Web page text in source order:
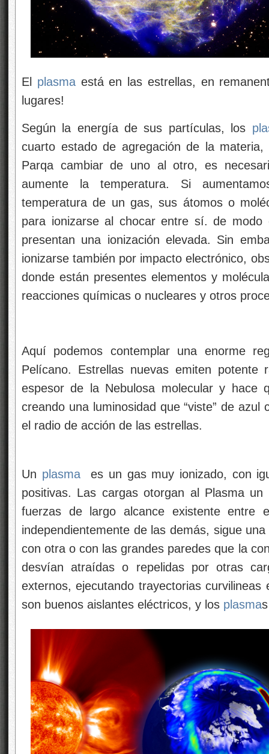
El plasmaestá en las estrellas, en
lugares!
Según la energía de sus partículas, los
cuarto estado de agregación de la
Parqa cambiar de uno al otro, es
aumente la temperatura. Si
temperatura de un gas, sus átomos o
para ionizarse al chocar entre sí. de
presentan una ionización elevada. Sin
ionizarse también por impacto electrónico,
donde están presentes elementos y
reacciones químicas o nucleares y otros
Aquí podemos contemplar una enorme
Pelícano. Estrellas nuevas emiten potente
espesor de la Nebulosa molecular y hace
creando una luminosidad que “viste” de
el radio de acción de las estrellas.
Un plasmaes un gas muy ionizado, con
positivas. Las cargas otorgan al Plasma
fuerzas de largo alcance existente entre
independientemente de las demás, sigue
con otra o con las grandes paredes que la
desvían atraídas o repelidas por otras
externos, ejecutando trayectorias
son buenos aislantes eléctricos, y los plasma